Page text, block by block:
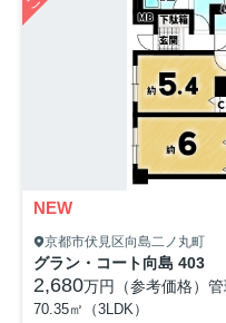
NEW
京都市伏見区向島二ノ丸町
グラン・コート向島 403
2,680万円（参考価格）
70.35㎡（3LDK）